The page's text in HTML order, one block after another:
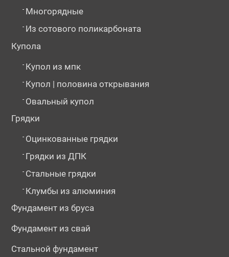
- Многорядные
- Из сотового поликарбоната
Купола
- Купол из мпк
- Купол | половина открывания
- Овальный купол
Грядки
- Оцинкованные грядки
- Грядки из ДПК
- Стальные грядки
- Клумбы из алюминия
Фундамент из бруса
Фундамент из свай
Стальной фундамент